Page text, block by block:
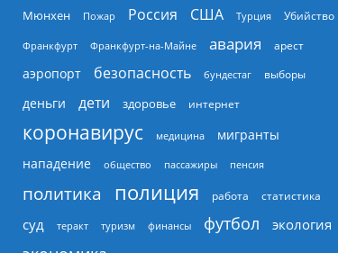
Мюнхен Пожар Россия США Турция Убийство
Франкфурт Франкфурт-на-Майне авария арест
аэропорт безопасность бундестаг выборы
деньги дети здоровье интернет
коронавирус медицина
мигранты
нападение
общество пассажиры пенсия
политика полиция работа статистика
суд теракт туризм финансы футбол экология